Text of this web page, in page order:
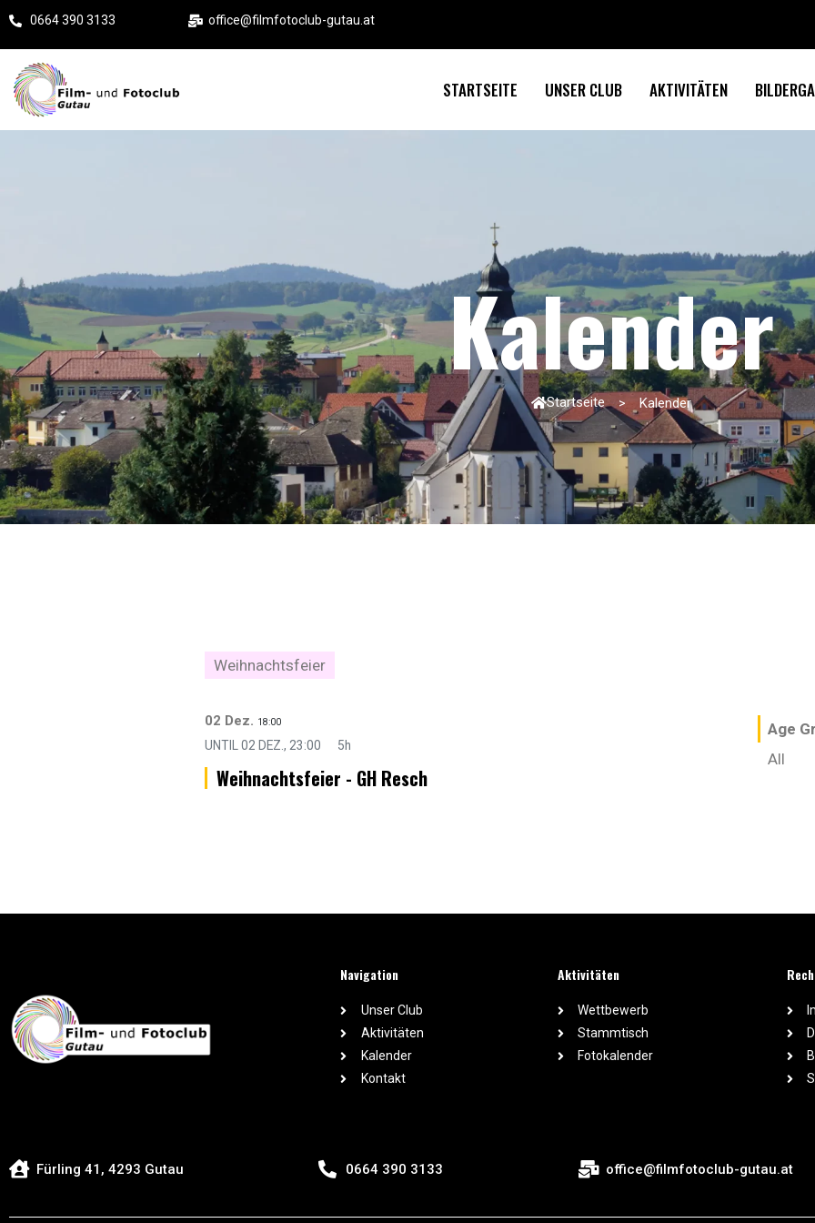
0664 390 3133 office@filmfotoclub-gutau.at
STARTSEITE UNSER CLUB AKTIVITÄTEN
Kalender
Startseite > Kalender
Weihnachtsfeier
02 Dez. 18:00
UNTIL 02 DEZ., 23:00 5h
Weihnachtsfeier - GH Resch
Age
All
Navigation
Unser Club
Aktivitäten
Kalender
Kontakt
Aktivitäten
Wettbewerb
Stammtisch
Fotokalender
Fürling 41, 4293 Gutau 0664 390 3133 office@filmfotoclub-gutau.at